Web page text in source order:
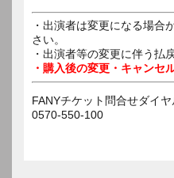
・出演者は変更になる場合
さい。
・出演者等の変更に伴う払
・購入後の変更・キャンセ
FANYチケット問合せダイヤ
0570-550-100